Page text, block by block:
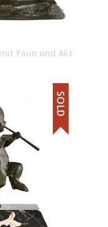
Faun und Akt
SOLD